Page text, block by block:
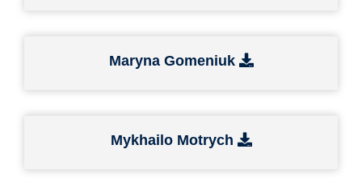
Maryna Gomeniuk
Mykhailo Motrych